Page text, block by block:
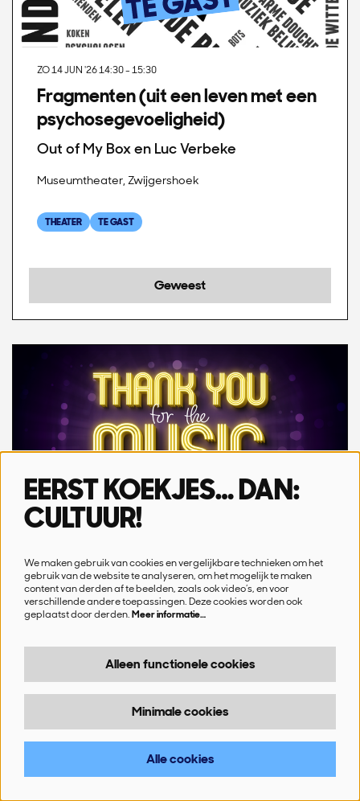
Fragmenten (uit een leven met een
psychosegevoeligheid)
Out of My Box en Luc Verbeke
ZO 14 JUN '2614:30 - 15:30
Museumtheater, Zwijgershoek
THEATER TE GAST
Geweest
Thank You For The Music
Abba4U Tribute
ZA 13 JUN '26 20:00 - 22:10
Geweest
EERST KOEKJES… DAN:
CULTUUR!
We maken gebruik van cookies en vergelijkbare technieken om het
gebruik van de website te analyseren, om het mogelijk te maken
content van derden af te beelden, zoals ook video’s, en voor
verschillende andere toepassingen. Deze cookies worden ook
geplaatst door derden.Meer informatie…
Alleen functionele cookies
Minimale cookies
Alle cookies